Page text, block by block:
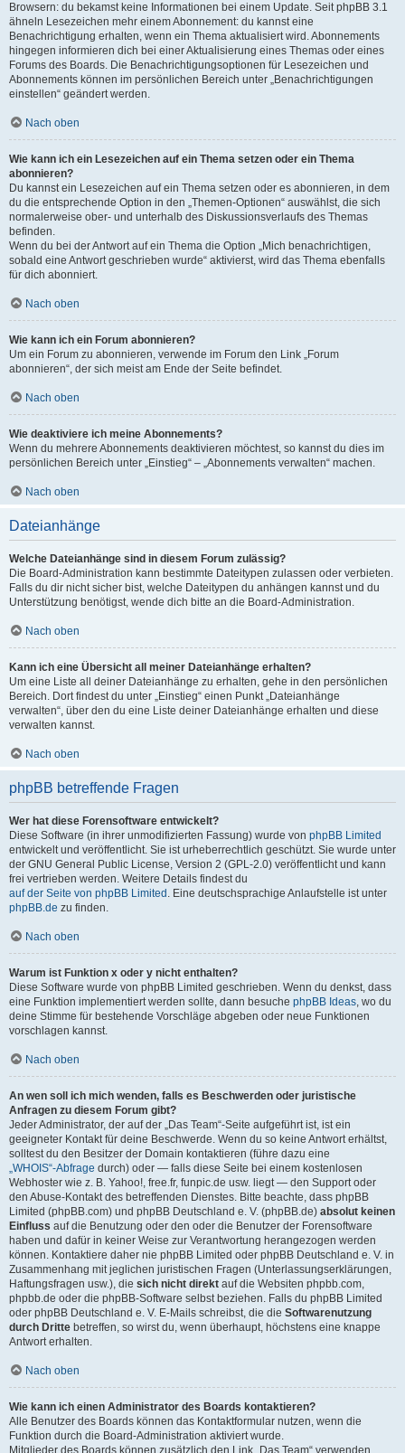
Browsern: du bekamst keine Informationen bei einem Update. Seit phpBB 3.1
ähneln Lesezeichen mehr einem Abonnement: du kannst eine
Benachrichtigung erhalten, wenn ein Thema aktualisiert wird. Abonnements
hingegen informieren dich bei einer Aktualisierung eines Themas oder eines
Forums des Boards. Die Benachrichtigungsoptionen für Lesezeichen und
Abonnements können im persönlichen Bereich unter „Benachrichtigungen
einstellen“ geändert werden.
Nach oben
Wie kann ich ein Lesezeichen auf ein Thema setzen oder ein Thema
abonnieren?
Du kannst ein Lesezeichen auf ein Thema setzen oder es abonnieren, in dem
du die entsprechende Option in den „Themen-Optionen“ auswählst, die sich
normalerweise ober- und unterhalb des Diskussionsverlaufs des Themas
befinden.
Wenn du bei der Antwort auf ein Thema die Option „Mich benachrichtigen,
sobald eine Antwort geschrieben wurde“ aktivierst, wird das Thema ebenfalls
für dich abonniert.
Nach oben
Wie kann ich ein Forum abonnieren?
Um ein Forum zu abonnieren, verwende im Forum den Link „Forum
abonnieren“, der sich meist am Ende der Seite befindet.
Nach oben
Wie deaktiviere ich meine Abonnements?
Wenn du mehrere Abonnements deaktivieren möchtest, so kannst du dies im
persönlichen Bereich unter „Einstieg“ – „Abonnements verwalten“ machen.
Nach oben
Dateianhänge
Welche Dateianhänge sind in diesem Forum zulässig?
Die Board-Administration kann bestimmte Dateitypen zulassen oder verbieten.
Falls du dir nicht sicher bist, welche Dateitypen du anhängen kannst und du
Unterstützung benötigst, wende dich bitte an die Board-Administration.
Nach oben
Kann ich eine Übersicht all meiner Dateianhänge erhalten?
Um eine Liste all deiner Dateianhänge zu erhalten, gehe in den persönlichen
Bereich. Dort findest du unter „Einstieg“ einen Punkt „Dateianhänge
verwalten“, über den du eine Liste deiner Dateianhänge erhalten und diese
verwalten kannst.
Nach oben
phpBB betreffende Fragen
Wer hat diese Forensoftware entwickelt?
Diese Software (in ihrer unmodifizierten Fassung) wurde von phpBB Limited
entwickelt und veröffentlicht. Sie ist urheberrechtlich geschützt. Sie wurde unter
der GNU General Public License, Version 2 (GPL-2.0) veröffentlicht und kann
frei vertrieben werden. Weitere Details findest du
auf der Seite von phpBB Limited . Eine deutschsprachige Anlaufstelle ist unter
phpBB.de zu finden.
Nach oben
Warum ist Funktion x oder y nicht enthalten?
Diese Software wurde von phpBB Limited geschrieben. Wenn du denkst, dass
eine Funktion implementiert werden sollte, dann besuche phpBB Ideas, wo du
deine Stimme für bestehende Vorschläge abgeben oder neue Funktionen
vorschlagen kannst.
Nach oben
An wen soll ich mich wenden, falls es Beschwerden oder juristische
Anfragen zu diesem Forum gibt?
Jeder Administrator, der auf der „Das Team“-Seite aufgeführt ist, ist ein
geeigneter Kontakt für deine Beschwerde. Wenn du so keine Antwort erhältst,
solltest du den Besitzer der Domain kontaktieren (führe dazu eine
„WHOIS“-Abfrage durch) oder — falls diese Seite bei einem kostenlosen
Webhoster wie z. B. Yahoo!, free.fr, funpic.de usw. liegt — den Support oder
den Abuse-Kontakt des betreffenden Dienstes. Bitte beachte, dass phpBB
Limited (phpBB.com) und phpBB Deutschland e. V. (phpBB.de) absolut keinen
Einfluss auf die Benutzung oder den oder die Benutzer der Forensoftware
haben und dafür in keiner Weise zur Verantwortung herangezogen werden
können. Kontaktiere daher nie phpBB Limited oder phpBB Deutschland e. V. in
Zusammenhang mit jeglichen juristischen Fragen (Unterlassungserklärungen,
Haftungsfragen usw.), die sich nicht direkt auf die Websiten phpbb.com,
phpbb.de oder die phpBB-Software selbst beziehen. Falls du phpBB Limited
oder phpBB Deutschland e. V. E-Mails schreibst, die die Softwarenutzung
durch Dritte betreffen, so wirst du, wenn überhaupt, höchstens eine knappe
Antwort erhalten.
Nach oben
Wie kann ich einen Administrator des Boards kontaktieren?
Alle Benutzer des Boards können das Kontaktformular nutzen, wenn die
Funktion durch die Board-Administration aktiviert wurde.
Mitglieder des Boards können zusätzlich den Link „Das Team“ verwenden.